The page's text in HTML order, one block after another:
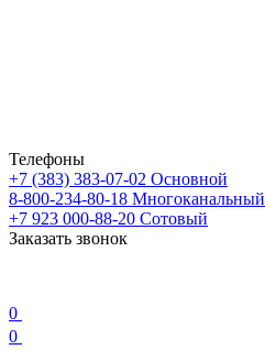
Телефоны
+7 (383) 383-07-02 Основной
8-800-234-80-18 Многоканальный
+7 923 000-88-20 Сотовый
Заказать звонок
0
0